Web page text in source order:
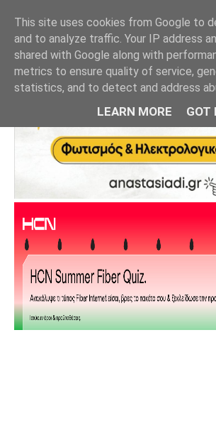
This site uses cookies from Google to
and to analyze traffic. Your IP address
shared with Google along with
metrics to ensure quality of service,
statistics, and to detect and address
LEARN MORE GOT